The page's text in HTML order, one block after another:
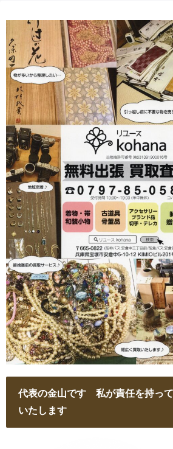
代表の金山です 私が責任を持っ
いたします